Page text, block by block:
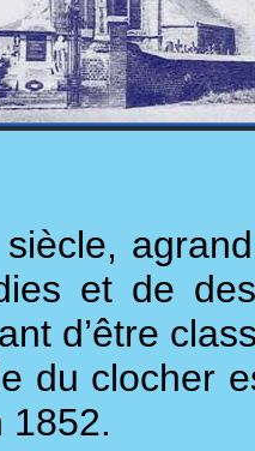
et de
d’être
du clocher
1852.